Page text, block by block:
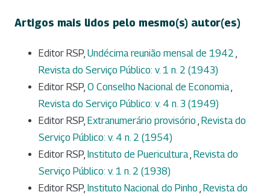
Artigos mais lidos pelo mesmo(s) autor(es)
Editor RSP, Undécima reunião mensal de 1942 ,
Revista do Serviço Público: v. 1 n. 2 (1943)
Editor RSP, O Conselho Nacional de Economia,
Revista do Serviço Público: v. 4 n. 3 (1949)
Editor RSP, Extranumerário provisório , Revista do
Serviço Público: v. 4 n. 2 (1954)
Editor RSP, Instituto de Puericultura, Revista do
Serviço Público: v. 1 n. 2 (1938)
Editor RSP, Instituto Nacional do Pinho , Revista do